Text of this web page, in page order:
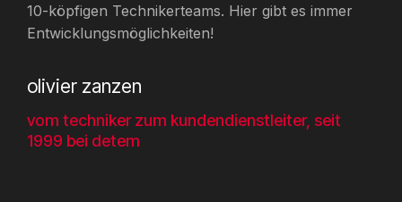
10-köpfigen Technikerteams. Hier gibt es immer
Entwicklungsmöglichkeiten!
olivier zanzen
vom techniker zum kundendienstleiter, seit
1999 bei detem